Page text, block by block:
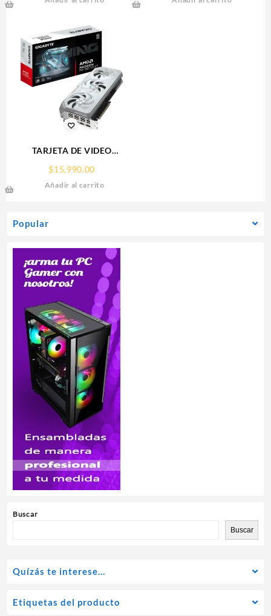
Popular
Buscar
Buscar
AMPERES,DISTRIBUIDOR
TARJETA DE VIDEO
GIGABYTE (GV-
R907XGAMINGOCICE-16GD)
RX 9070
$15,990.00
Añadir al carrito
Quízás te interese…
Etiquetas del producto